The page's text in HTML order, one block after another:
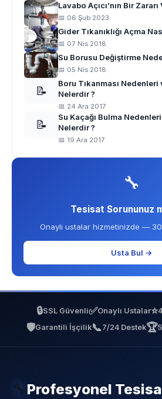
Lavabo Açıcı’nın Bir Zararı
📅 06 Şub 2023
Gider Tıkanıklığı Açma
📅 07 Nis 2018
Su Borusu Değiştirme
📅 05 Nis 2018
📝
Boru Tıkanması
Nelerdir ?
📅 24 Ara 2017
📝
Su Kaçağı Bulma
Nelerdir ?
📅 19 Ara 2017
🔧
Tesisat Sorununuz
Onaylı ustalar hizmetinizde — 30
Usta Bul →
🔒SSL Güvenli✅Onaylı Ustalar⭐
🛡️Garantili İşçilik📞 7/24 Destek🏆
🔧Profesyonel